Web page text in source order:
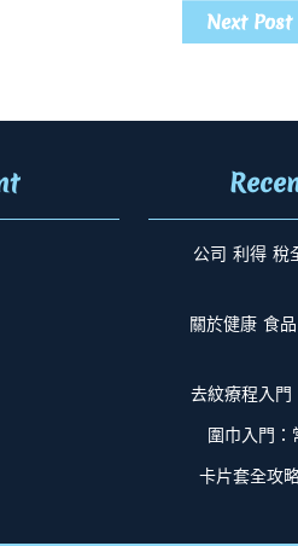
Next Post
公司 利得 稅
關於健康 食
去紋療程入門
圍巾入門
卡片套全攻